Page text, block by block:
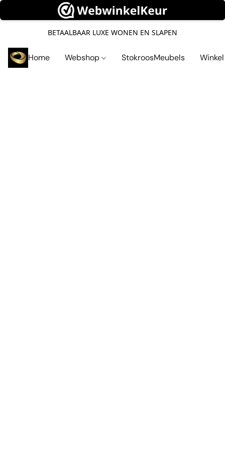
BETAALBAAR LUXE WONEN EN SLAPEN
Home Webshop StokroosMeubels